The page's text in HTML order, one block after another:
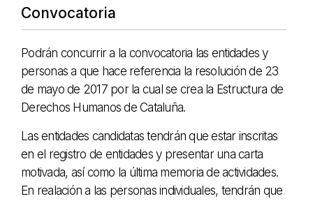
Convocatoria
Podrán concurrir a la convocatoria las entidades y
personas a que hace referencia la resolución de 23
de mayo de 2017 por la cual se crea la Estructura de
Derechos Humanos de Cataluña.
Las entidades candidatas tendrán que estar inscritas
en el registro de entidades y presentar una carta
motivada, así como la última memoria de actividades.
En realación a las personas individuales, tendrán que